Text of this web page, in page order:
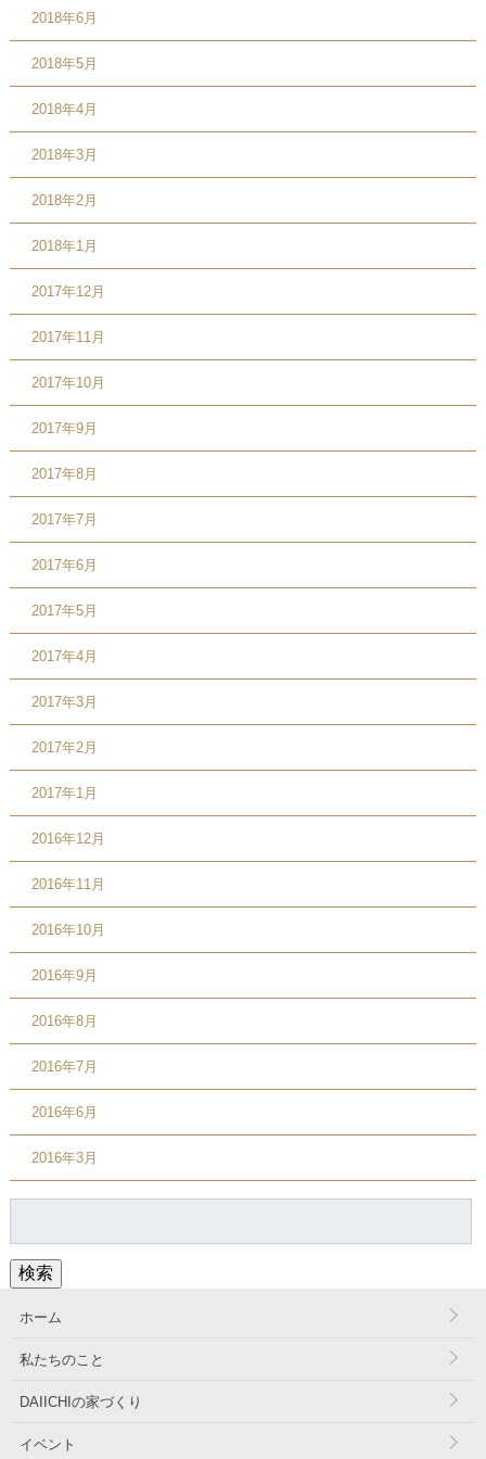
2018年6月
2018年5月
2018年4月
2018年3月
2018年2月
2018年1月
2017年12月
2017年11月
2017年10月
2017年9月
2017年8月
2017年7月
2017年6月
2017年5月
2017年4月
2017年3月
2017年2月
2017年1月
2016年12月
2016年11月
2016年10月
2016年9月
2016年8月
2016年7月
2016年6月
2016年3月
検索
ホーム
私たちのこと
DAIICHIの家づくり
イベント